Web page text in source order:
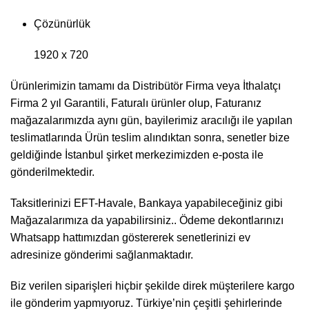
Çözünürlük
1920 x 720
Ürünlerimizin tamamı da Distribütör Firma veya İthalatçı
Firma 2 yıl Garantili, Faturalı ürünler olup, Faturanız
mağazalarımızda aynı gün, bayilerimiz aracılığı ile yapılan
teslimatlarında Ürün teslim alındıktan sonra, senetler bize
geldiğinde İstanbul şirket merkezimizden e-posta ile
gönderilmektedir.
Taksitlerinizi EFT-Havale, Bankaya yapabileceğiniz gibi
Mağazalarımıza da yapabilirsiniz.. Ödeme dekontlarınızı
Whatsapp hattımızdan göstererek senetlerinizi ev
adresinize gönderimi sağlanmaktadır.
Biz verilen siparişleri hiçbir şekilde direk müşterilere kargo
ile gönderim yapmıyoruz. Türkiye’nin çeşitli şehirlerinde